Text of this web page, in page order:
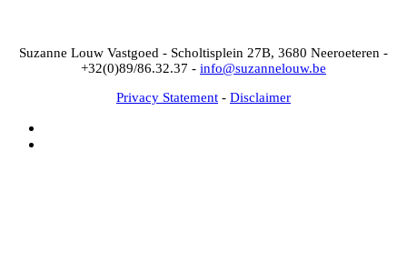
Suzanne Louw Vastgoed - Scholtisplein 27B, 3680 Neeroeteren -
+32(0)89/86.32.37 - info@suzannelouw.be
Privacy Statement - Disclaimer